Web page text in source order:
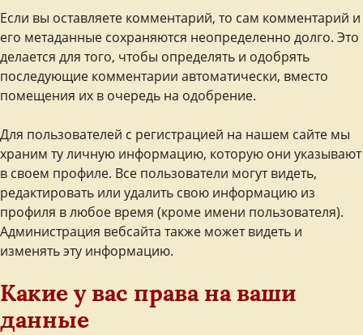
Если вы оставляете комментарий, то сам комментарий и
его метаданные сохраняются неопределенно долго. Это
делается для того, чтобы определять и одобрять
последующие комментарии автоматически, вместо
помещения их в очередь на одобрение.
Для пользователей с регистрацией на нашем сайте мы
храним ту личную информацию, которую они указывают
в своем профиле. Все пользователи могут видеть,
редактировать или удалить свою информацию из
профиля в любое время (кроме имени пользователя).
Администрация вебсайта также может видеть и
изменять эту информацию.
Какие у вас права на ваши
данные